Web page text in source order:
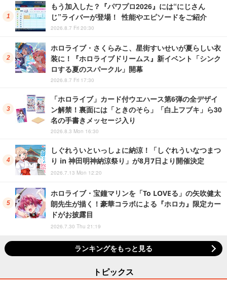
もう加入した？『パワプロ2026』には“にじさん
じ”ライバーが登場！ 性能やエピソードをご紹介
2026.8.7 Fri 20:30
ホロライブ・さくらみこ、星街すいせいが夏らしい衣
装に！『ホロライブドリームス』新イベント「シンク
ロする夏のスパークル」開幕
2026.8.7 Fri 17:30
「ホロライブ」カード付ウエハース第6弾の全デザイ
ン解禁！裏面には「ときのそら」「白上フブキ」ら30
名の手書きメッセージ入り
2026.8.3 Mon 16:30
しぐれういといっしょに納涼！「しぐれういなつまつ
り in 神田明神納涼祭り」が8月7日より開催決定
2026.7.13 Mon 12:20
ホロライブ・宝鐘マリンを「To LOVEる」の矢吹健太
朗先生が描く！豪華コラボによる『ホロカ』限定カー
ドがお披露目
2026.7.30 Thu 21:19
ランキングをもっと見る
トピックス